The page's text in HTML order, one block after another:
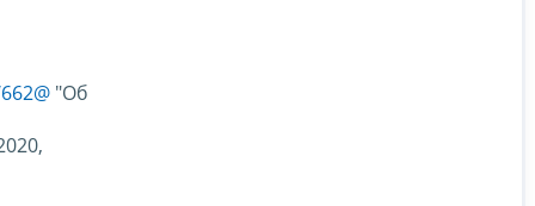
"Об